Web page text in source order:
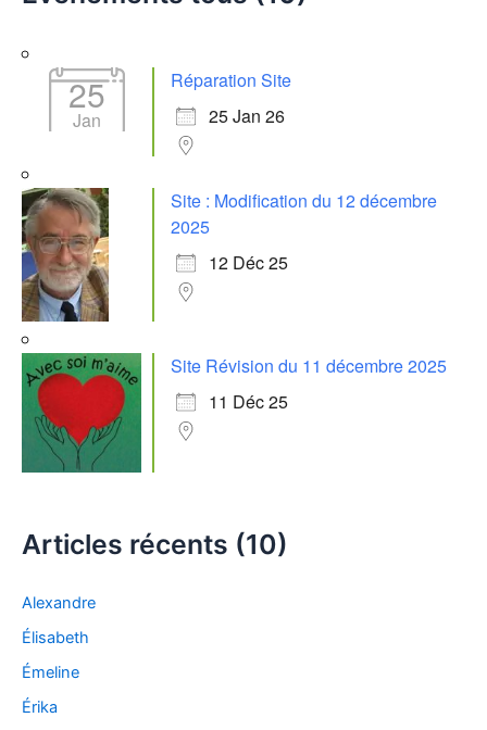
c
:
25
Jan
Réparation Site
25 Jan 26
Site : Modification du 12 décembre
2025
12 Déc 25
Site Révision du 11 décembre 2025
11 Déc 25
Articles récents (10)
Alexandre
Élisabeth
Émeline
Érika